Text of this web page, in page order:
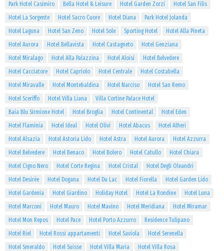
Park Hotel Casimiro
Bella Hotel & Leisure Hotel Garden Zorzi
Hotel San Filis
Hotel La Sorgente
Hotel Sacro Cuore Hotel Diana
Park Hotel Jolanda
Hotel Laguna
Hotel San Zeno Hotel Sole Sporting Hotel
Hotel Alla Pineta
Hotel Aurora
Hotel Bellavista Hotel Castagneto
Hotel Genziana
Hotel Miralago
Hotel Alla Palazzina Hotel Aloisi
Hotel Belvedere
Hotel Cacciatore
Hotel Capriolo Hotel Centrale
Hotel Costabella
Hotel Miravalle
Hotel Montebaldina Hotel Narciso
Hotel San Remo
Hotel Sceriffo
Hotel Villa Liana
Villa Cortine Palace Hotel
Baia Blu Sirmione Hotel
Hotel Broglia Hotel Continental
Hotel Eden
Hotel Flaminia
Hotel Ideal Hotel Olivi Hotel Abacus
Hotel Alfieri
Hotel Alsazia
Hotel Astoria Lido Hotel Astra Hotel Aurora
Hotel Azzurra
Hotel Belvedere
Hotel Benaco Hotel Bolero Hotel Catullo
Hotel Chiara
Hotel Cigno Nero
Hotel Corte Regina Hotel Cristal
Hotel Degli Oleandri
Hotel Desirèe
Hotel Dogana Hotel Du Lac Hotel Fiorella
Hotel Garden Lido
Hotel Gardenia
Hotel Giardino Holiday Hotel Hotel La Rondine
Hotel Luna
Hotel Marconi
Hotel Mauro Hotel Mavino Hotel Meridiana
Hotel Miramar
Hotel Mon Repos
Hotel Pace Hotel Porto Azzurro
Residence Tulipano
Hotel Riel
Hotel Rossi appartamenti Hotel Saviola
Hotel Serenella
Hotel Smeraldo
Hotel Suisse Hotel Villa Maria
Hotel Villa Rosa